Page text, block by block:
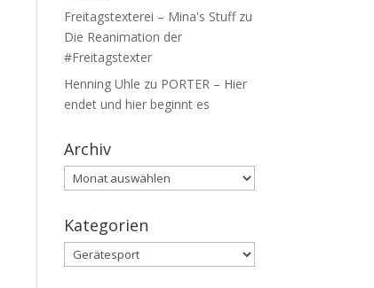
Freitagstexterei – Mina's Stuffzu
Die Reanimation der
#Freitagstexter
Henning Uhle zu PORTER – Hier
endet und hier beginnt es
Archiv
Archiv
Kategorien
Kategorien